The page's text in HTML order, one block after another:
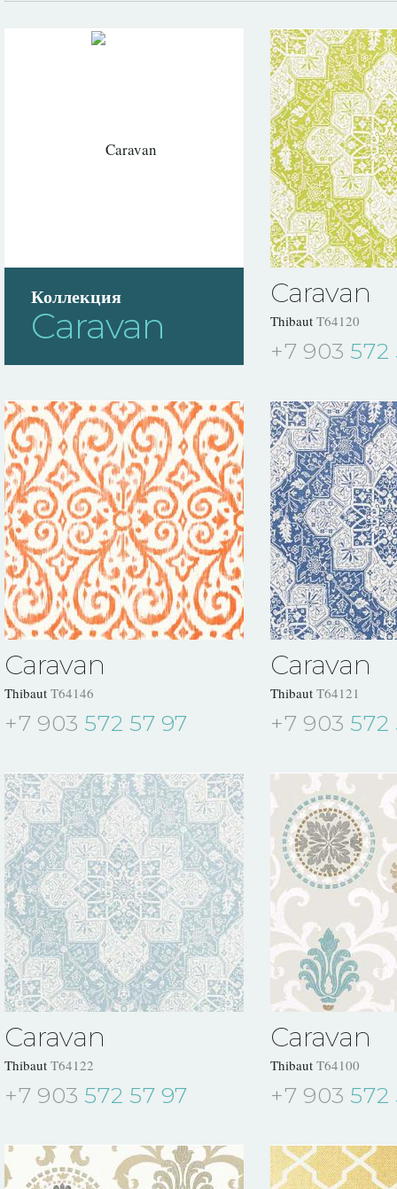
Коллекция
Caravan
Caravan
Thibaut T64120
+7 903 572
Caravan
Thibaut T64146
+7 903 572 57 97
Caravan
Thibaut T64121
+7 903 572
Caravan
Thibaut T64122
+7 903 572 57 97
Caravan
Thibaut T64100
+7 903 572